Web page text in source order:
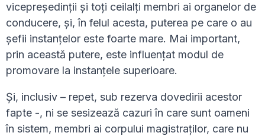
vicepreședinții și toți ceilalți membri ai organelor de
conducere, și, în felul acesta, puterea pe care o au
șefii instanțelor este foarte mare. Mai important,
prin această putere, este influențat modul de
promovare la instanțele superioare.
Și, inclusiv – repet, sub rezerva dovedirii acestor
fapte -, ni se sesizează cazuri în care sunt oameni
în sistem, membri ai corpului magistraților, care nu